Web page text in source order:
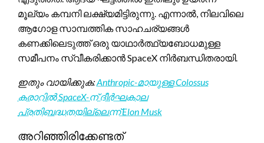
മൂല്യം കമ്പനി ലക്ഷ്യമിട്ടിരുന്നു. എന്നാൽ, നിലവിലെ
ആഗോള സാമ്പത്തിക സാഹചര്യങ്ങൾ
കണക്കിലെടുത്ത് ഒരു യാഥാർത്ഥ്യബോധമുള്ള
സമീപനം സ്വീകരിക്കാൻ SpaceX നിർബന്ധിതരായി.
ഇതും വായിക്കുക:Anthropic-മായുള്ള Colossus
കരാറിൽ SpaceX-ന് ദീർഘകാല
പ്രതിബദ്ധതയില്ലെന്ന് Elon Musk
അറിഞ്ഞിരിക്കേണ്ടത്